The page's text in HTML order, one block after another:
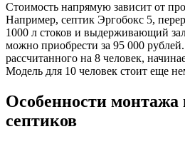
Стоимость напрямую зависит от
Например, септик Эргобокс 5,
1000 л стоков и выдерживающий
можно приобрести за 95 000
рассчитанного на 8 человек,
Модель для 10 человек стоит еще
Особенности монтажа
септиков